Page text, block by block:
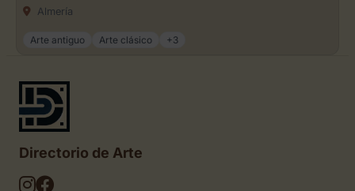
Almería
Arte antiguo Arte clásico +3
Directorio de Arte